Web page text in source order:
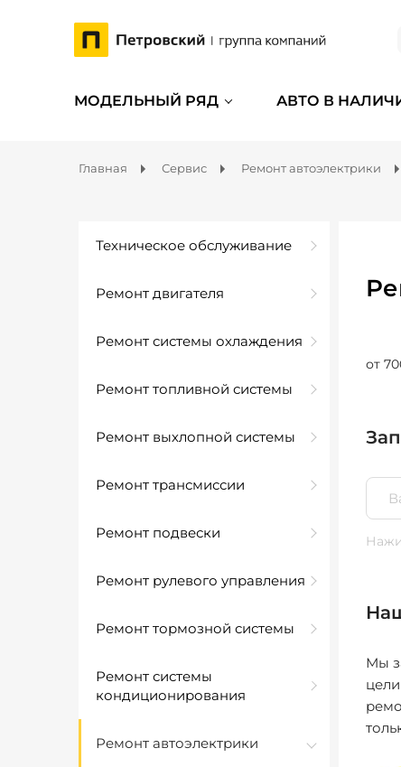
МОДЕЛЬНЫЙ РЯД АВТО В
Главная Сервис Ремонт автоэлектрики
Техническое обслуживание
Ремонт двигателя
Ремонт системы охлаждения
Ремонт топливной системы
Ремонт выхлопной системы
Ремонт трансмиссии
Ремонт подвески
Ремонт рулевого управления
Ремонт тормозной системы
Ремонт системы
кондиционирования
Ремонт автоэлектрики
от
Мы